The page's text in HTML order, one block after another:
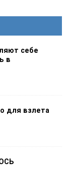
себе
в
для взлета